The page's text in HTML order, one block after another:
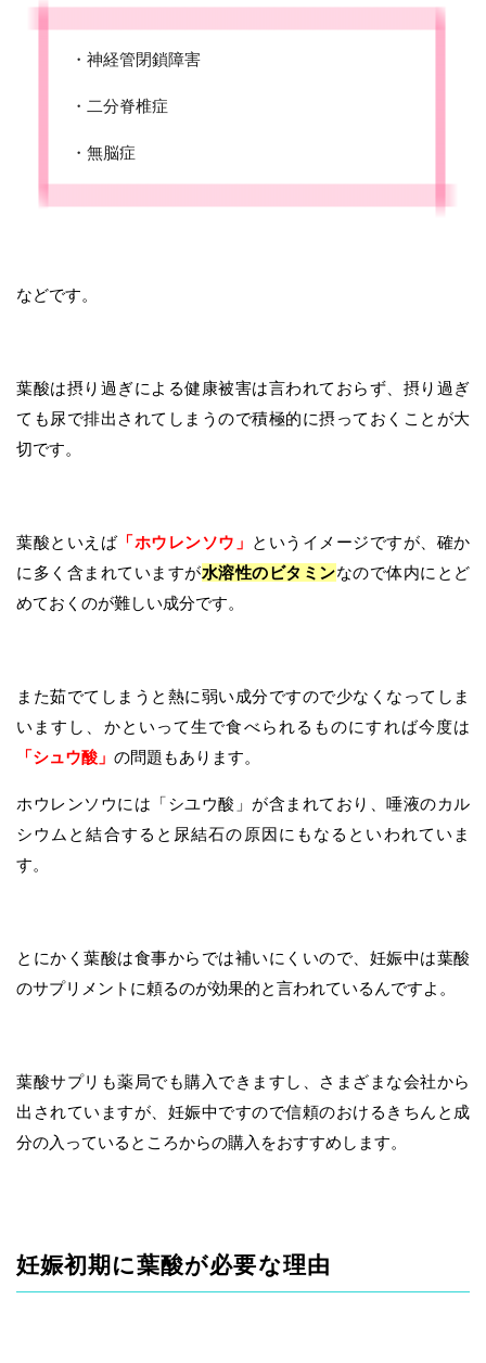
・神経管閉鎖障害
・二分脊椎症
・無脳症
などです。
葉酸は摂り過ぎによる健康被害は言われておらず、摂り過ぎ
ても尿で排出されてしまうので積極的に摂っておくことが大
切です。
葉酸といえば「ホウレンソウ」 というイメージですが、確か
に多く含まれていますが水溶性のビタミンなので体内にとど
めておくのが難しい成分です。
また茹でてしまうと熱に弱い成分ですので少なくなってしま
いますし、かといって生で食べられるものにすれば今度は
「シュウ酸」 の問題もあります。
ホウレンソウには「シユウ酸」が含まれており、唾液のカル
シウムと結合すると尿結石の原因にもなるといわれていま
す。
とにかく葉酸は食事からでは補いにくいので、妊娠中は葉酸
のサプリメントに頼るのが効果的と言われているんですよ。
葉酸サプリも薬局でも購入できますし、さまざまな会社から
出されていますが、妊娠中ですので信頼のおけるきちんと成
分の入っているところからの購入をおすすめします。
妊娠初期に葉酸が必要な理由